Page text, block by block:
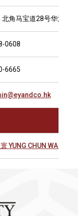
北角马宝道28号华汇中
0608
6665
YUNG CHUN WAN